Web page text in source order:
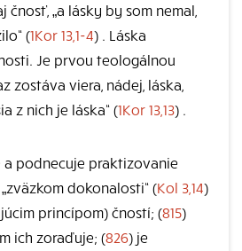
čnosť, „a lásky by som nemal,
(1Kor 13,1-4) . Láska
Je prvou teologálnou
zostáva viera, nádej, láska,
z nich je láska“ (1Kor 13,13) .
a podnecuje praktizovanie
dokonalosti“ (Kol 3,14)
princípom) čností; (815)
ich zoraďuje; (826) je